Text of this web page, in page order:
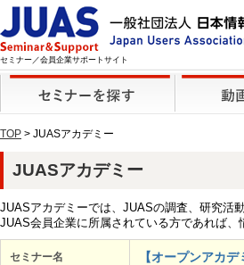
セミナー／会員企業サポートサイト
TOP > JUASアカデミー
JUASアカデミー
JUASアカデミーでは、JUASの調査、研究活
JUAS会員企業に所属されている方であれば
セミナー名 【オープンアカ